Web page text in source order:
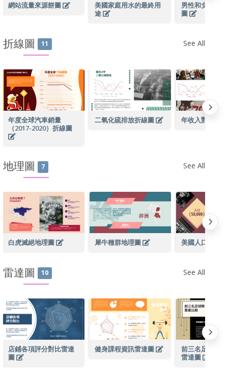
網站流量來源餅圖
美國家庭用水的最終用
途
男性和女性月
圖
折線圖 11 See All
年度全球汽車銷量
（2017-2020）折線圖
二氧化硫排放折線圖 年收入對比折
地理圖 7 See All
白虎滅絕地理圖 犀牛種群地理圖 美國人口地理
雷達圖 10 See All
店鋪各項評分對比雷達
圖
健身課程資訊雷達圖
前三名足球隊
雷達圖